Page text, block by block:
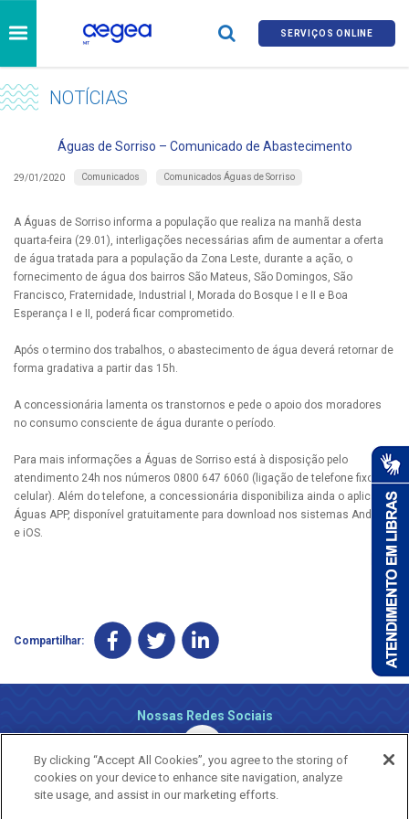
SERVIÇOS ONLINE
NOTÍCIAS
Águas de Sorriso – Comunicado de Abastecimento
29/01/2020 Comunicados Comunicados Águas de Sorriso
A Águas de Sorriso informa a população que realiza na manhã desta
quarta-feira (29.01), interligações necessárias afim de aumentar a oferta
de água tratada para a população da Zona Leste, durante a ação, o
fornecimento de água dos bairros São Mateus, São Domingos, São
Francisco, Fraternidade, Industrial I, Morada do Bosque I e II e Boa
Esperança I e II, poderá ficar comprometido.
Após o termino dos trabalhos, o abastecimento de água deverá retornar de
forma gradativa a partir das 15h.
A concessionária lamenta os transtornos e pede o apoio dos moradores
no consumo consciente de água durante o período.
Para mais informações a Águas de Sorriso está à disposição pelo
atendimento 24h nos números 0800 647 6060 (ligação de telefone fixo e
celular). Além do telefone, a concessionária disponibiliza ainda o aplicativo
Águas APP, disponível gratuitamente para download nos sistemas Android
e iOS.
Compartilhar:
Nossas Redes Sociais
By clicking “Accept All Cookies”, you agree to the storing of
cookies on your device to enhance site navigation, analyze
site usage, and assist in our marketing efforts.